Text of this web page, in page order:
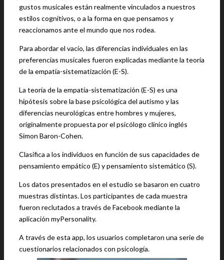
gustos musicales están realmente vinculados a nuestros
estilos cognitivos, o a la forma en que pensamos y
reaccionamos ante el mundo que nos rodea.
Para abordar el vacío, las diferencias individuales en las
preferencias musicales fueron explicadas mediante la teoría
de la empatía-sistematización (E-S).
La teoría de la empatía-sistematización (E-S) es una
hipótesis sobre la base psicológica del autismo y las
diferencias neurológicas entre hombres y mujeres,
originalmente propuesta por el psicólogo clínico inglés
Simon Baron-Cohen.
Clasifica a los individuos en función de sus capacidades de
pensamiento empático (E) y pensamiento sistemático (S).
Los datos presentados en el estudio se basaron en cuatro
muestras distintas. Los participantes de cada muestra
fueron reclutados a través de Facebook mediante la
aplicación myPersonality.
A través de esta app, los usuarios completaron una serie de
cuestionarios relacionados con psicología.